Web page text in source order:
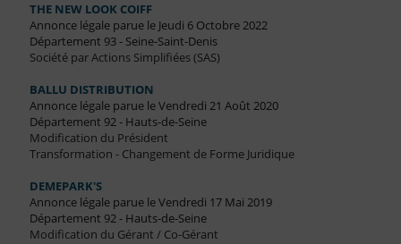
THE NEW LOOK COIFF
Annonce légale parue le Jeudi 6 Octobre 2022
Département 93 - Seine-Saint-Denis
Société par Actions Simplifiées (SAS)
BALLU DISTRIBUTION
Annonce légale parue le Vendredi 21 Août 2020
Département 92 - Hauts-de-Seine
Modification du Président
Transformation - Changement de Forme Juridique
DEMEPARK'S
Annonce légale parue le Vendredi 17 Mai 2019
Département 92 - Hauts-de-Seine
Modification du Gérant / Co-Gérant